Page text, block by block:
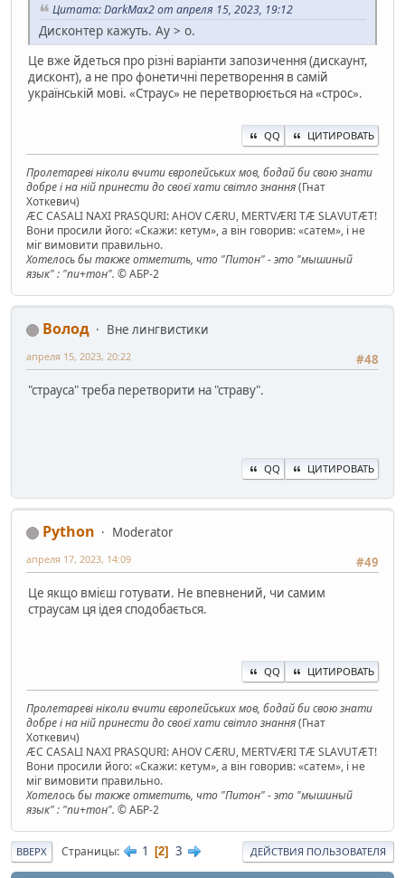
Цитата: DarkMax2 от апреля 15, 2023, 19:12
Дисконтер кажуть. Ау > о.
Це вже йдеться про різні варіанти запозичення (дискаунт,
дисконт), а не про фонетичні перетворення в самій
українській мові. «Страус» не перетворюється на «строс».
QQ ЦИТИРОВАТЬ
Пролетареві ніколи вчити європейських мов, бодай би свою знати
добре і на ній принести до своєї хати світло знання(Гнат
Хоткевич)
ÆC CASALI NAXI PRASQURI: AHOV CÆRU, MERTVÆRI TÆ SLAVUTÆT!
Вони просили його: «Скажи: кетум», а він говорив: «сатем», і не
міг вимовити правильно.
Хотелось бы также отметить, что "Питон" - это "мышиный
язык" : "пи+тон". © АБР-2
Волод
Вне лингвистики
#48
апреля 15, 2023, 20:22
"страуса" треба перетворити на "страву".
QQ ЦИТИРОВАТЬ
Python
Moderator
#49
апреля 17, 2023, 14:09
Це якщо вмієш готувати. Не впевнений, чи самим
страусам ця ідея сподобається.
QQ ЦИТИРОВАТЬ
Пролетареві ніколи вчити європейських мов, бодай би свою знати
добре і на ній принести до своєї хати світло знання(Гнат
Хоткевич)
ÆC CASALI NAXI PRASQURI: AHOV CÆRU, MERTVÆRI TÆ SLAVUTÆT!
Вони просили його: «Скажи: кетум», а він говорив: «сатем», і не
міг вимовити правильно.
Хотелось бы также отметить, что "Питон" - это "мышиный
язык" : "пи+тон". © АБР-2
ВВЕРХ Страницы 1 2 3 ДЕЙСТВИЯ ПОЛЬЗОВАТЕЛЯ